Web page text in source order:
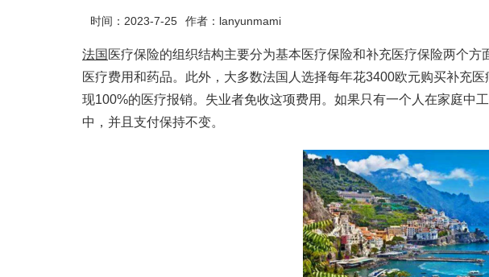
时间：2023-7-25 作者：lanyunmami
法国 医疗保险的组织结构主要分为基本医疗保险和补充医疗保险两个
医疗费用和药品。此外，大多数法国人选择每年花3400欧元购买补充
现100%的医疗报销。失业者免收这项费用。如果只有一个人在家庭中
中，并且支付保持不变。